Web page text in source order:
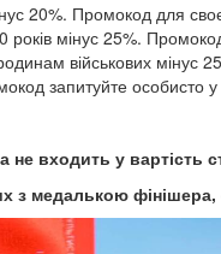
20%. Промокод для
мінус 25%.
військових мінус
запитуйте особисто
входить у вартість
з медалькою